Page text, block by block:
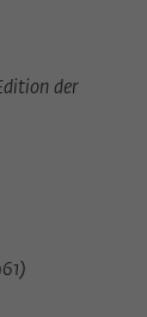
der